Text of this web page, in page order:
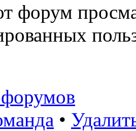
форум
•